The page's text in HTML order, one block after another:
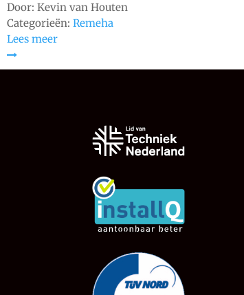
Door: Kevin van Houten
Categorieën: Remeha
Lees meer